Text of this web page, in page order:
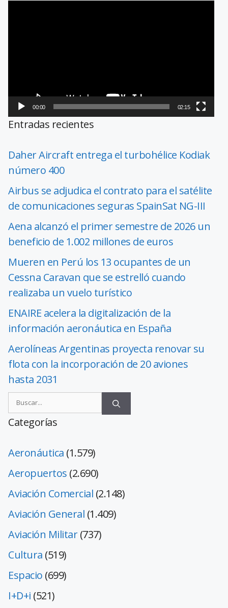
00:00 02:15
Entradas recientes
Daher Aircraft entrega el turbohélice Kodiak
número 400
Airbus se adjudica el contrato para el satélite
de comunicaciones seguras SpainSat NG-III
Aena alcanzó el primer semestre de 2026 un
beneficio de 1.002 millones de euros
Mueren en Perú los 13 ocupantes de un
Cessna Caravan que se estrelló cuando
realizaba un vuelo turístico
ENAIRE acelera la digitalización de la
información aeronáutica en España
Aerolíneas Argentinas proyecta renovar su
flota con la incorporación de 20 aviones
hasta 2031
Categorías
Aeronáutica (1.579)
Aeropuertos (2.690)
Aviación Comercial (2.148)
Aviación General (1.409)
Aviación Militar(737)
Cultura (519)
Espacio (699)
I+D+i (521)